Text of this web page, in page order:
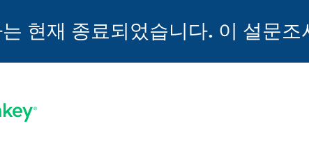
현재 종료되었습니다. 이 설문